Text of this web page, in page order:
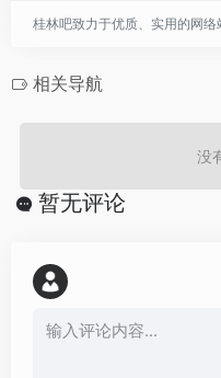
桂林吧致力于优质、实用的网络
相关导航
没
暂无评论